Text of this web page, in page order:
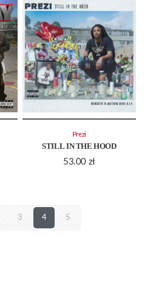
STILL IN THE HOOD
53.00 zł
Prezi
3 4 5